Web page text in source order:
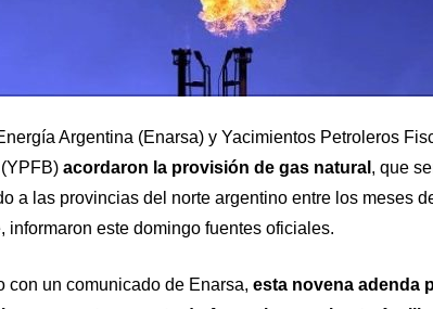
Argentina (Enarsa) y Yacimientos Petroleros
acordaron la provisión de gas natural , que
a las provincias del norte argentino entre los meses
informaron este domingo fuentes oficiales.
con un comunicado de Enarsa, esta novena adenda